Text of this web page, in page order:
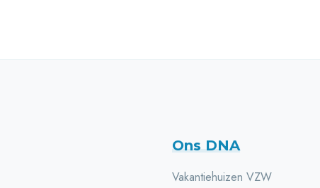
Ons DNA
Vakantiehuizen VZW